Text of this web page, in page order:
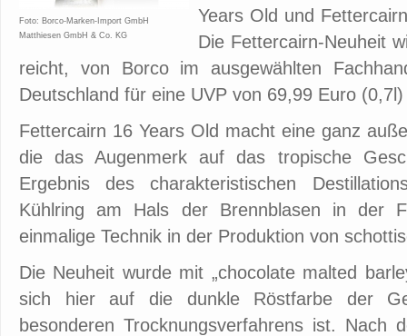
Foto: Borco-Marken-Import GmbH
Matthiesen GmbH & Co. KG
Years Old und
Die Fettercairn-Neuheit
reicht, von Borco im ausgewählten
Deutschland für eine UVP von 69,99 Euro
Fettercairn 16 Years Old macht eine ganz
die das Augenmerk auf das tropische
Ergebnis des charakteristischen
Kühlring am Hals der Brennblasen in der
einmalige Technik in der Produktion von
Die Neuheit wurde mit „chocolate malted
sich hier auf die dunkle Röstfarbe der
besonderen Trocknungsverfahrens ist.